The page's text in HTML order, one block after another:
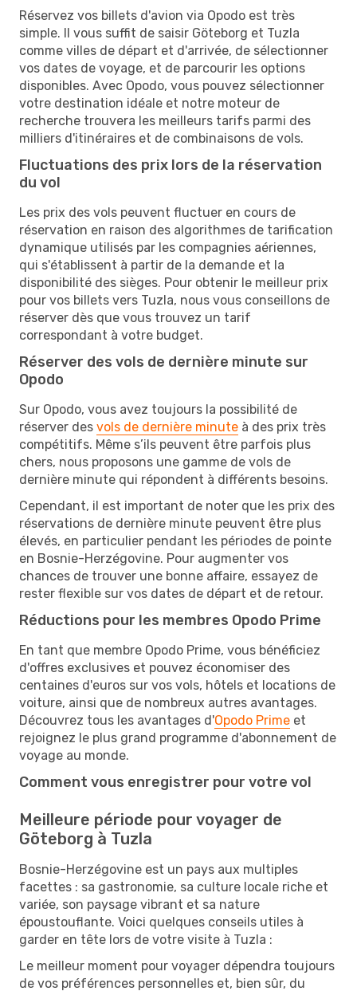
Réservez vos billets d'avion via Opodo est très
simple. Il vous suffit de saisir Göteborg et Tuzla
comme villes de départ et d'arrivée, de sélectionner
vos dates de voyage, et de parcourir les options
disponibles. Avec Opodo, vous pouvez sélectionner
votre destination idéale et notre moteur de
recherche trouvera les meilleurs tarifs parmi des
milliers d'itinéraires et de combinaisons de vols.
Fluctuations des prix lors de la réservation
du vol
Les prix des vols peuvent fluctuer en cours de
réservation en raison des algorithmes de tarification
dynamique utilisés par les compagnies aériennes,
qui s'établissent à partir de la demande et la
disponibilité des sièges. Pour obtenir le meilleur prix
pour vos billets vers Tuzla, nous vous conseillons de
réserver dès que vous trouvez un tarif
correspondant à votre budget.
Réserver des vols de dernière minute sur
Opodo
Sur Opodo, vous avez toujours la possibilité de
réserver des vols de dernière minute à des prix très
compétitifs. Même s’ils peuvent être parfois plus
chers, nous proposons une gamme de vols de
dernière minute qui répondent à différents besoins.
Cependant, il est important de noter que les prix des
réservations de dernière minute peuvent être plus
élevés, en particulier pendant les périodes de pointe
en Bosnie-Herzégovine. Pour augmenter vos
chances de trouver une bonne affaire, essayez de
rester flexible sur vos dates de départ et de retour.
Réductions pour les membres Opodo Prime
En tant que membre Opodo Prime, vous bénéficiez
d'offres exclusives et pouvez économiser des
centaines d'euros sur vos vols, hôtels et locations de
voiture, ainsi que de nombreux autres avantages.
Découvrez tous les avantages d'Opodo Prime et
rejoignez le plus grand programme d'abonnement de
voyage au monde.
Comment vous enregistrer pour votre vol
Meilleure période pour voyager de
Göteborg à Tuzla
Bosnie-Herzégovine est un pays aux multiples
facettes : sa gastronomie, sa culture locale riche et
variée, son paysage vibrant et sa nature
époustouflante. Voici quelques conseils utiles à
garder en tête lors de votre visite à Tuzla :
Le meilleur moment pour voyager dépendra toujours
de vos préférences personnelles et, bien sûr, du